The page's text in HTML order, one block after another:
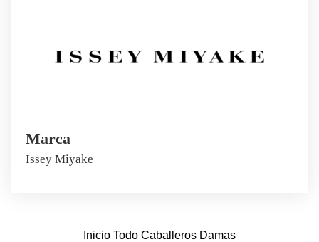
Marca
Issey Miyake
Inicio Todo Caballeros Damas